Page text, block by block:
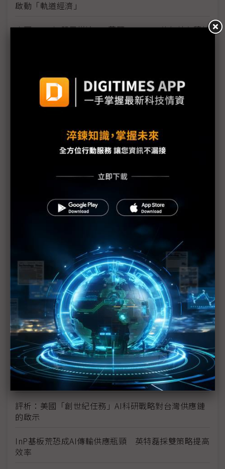
啟動「軌道經濟」
中國H200訂單暴增逾200萬顆 NVIDIA傳急敲台積新
入NVIDIA
川普10萬美元H-1B簽證費用爭議延燒 美國商會提起
魏哲家自嘲含淚打造台積美廠 NYT剖析1.8萬條法規
如何綁住晶圓代工龍頭手腳
從DeepSeek到H200鬆綁 盤點NVIDIA 2025年十大
新的逆襲之路？ 業者估未來5~10年中國將竄出多家
未蒙其利先受其害 美國製造業景氣連9個月衰退
H200效能翻6倍、價格增3成 NVIDIA「清庫存」仍
讓中國動心
豐田目標2026全球生產破千萬輛 HEV需求強勁跨越
電動車放緩影響
東南亞各國與美貿易協議持續推進 2026聚焦關鍵礦
產、轉口問題
陳立武與川普關鍵40分鐘會談 將政治阻力化為英特
爾資金
評析：美國「創世紀任務」AI科研戰略對台灣供應鏈
的啟示
InP基板荒恐成AI傳輸供應瓶頸 英特磊採雙策略提高
效率